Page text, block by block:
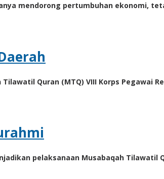
mendorong pertumbuhan ekonomi,
Quran (MTQ) VIII Korps Pegawai
pelaksanaan Musabaqah Tilawatil